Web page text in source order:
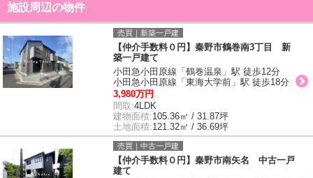
施設周辺の物件
売買｜新築一戸建
【仲介手数料０円】秦野市鶴巻南3丁目 新
築一戸建て
小田急小田原線「鶴巻温泉」駅 徒歩12分
小田急小田原線「東海大学前」駅 徒歩18分
3,980万円
間取:4LDK
建物面積:105.36㎡ / 31.87坪
土地面積:121.32㎡ / 36.69坪
売買｜中古一戸建
【仲介手数料０円】秦野市南矢名 中古一戸
建て